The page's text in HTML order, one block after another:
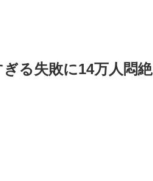
る失敗に14万人悶絶